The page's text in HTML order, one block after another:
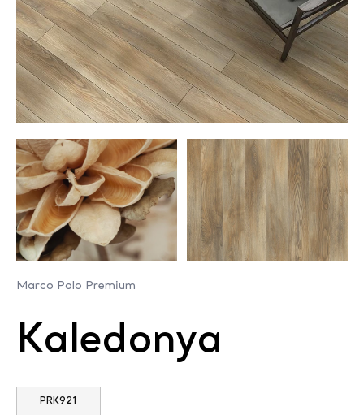
Marco Polo Premium
Kaledonya
PRK921